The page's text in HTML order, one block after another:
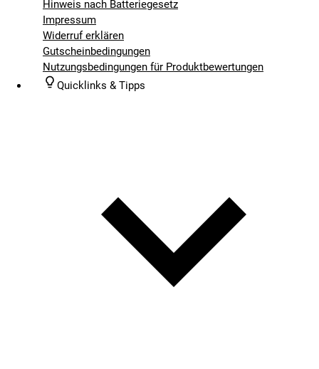
Hinweis nach Batteriegesetz
Impressum
Widerruf erklären
Gutscheinbedingungen
Nutzungsbedingungen für Produktbewertungen
Quicklinks & Tipps